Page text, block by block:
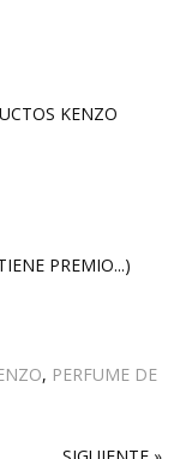
KENZO
PREMIO...)
, PERFUME DE